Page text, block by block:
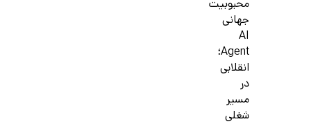
محبوبیت
جهانی
AI
Agent؛
انقلابی
در
مسیر
شغلی